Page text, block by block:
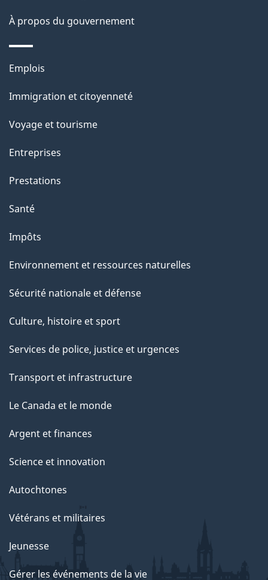
À propos du gouvernement
Thèmes
sujets
Emplois
Immigration et citoyenneté
Voyage et tourisme
Entreprises
Prestations
Santé
Impôts
Environnement et ressources naturelles
Sécurité nationale et défense
Culture, histoire et sport
Services de police, justice et urgences
Transport et infrastructure
Le Canada et le monde
Argent et finances
Science et innovation
Autochtones
Vétérans et militaires
Jeunesse
Gérer les événements de la vie